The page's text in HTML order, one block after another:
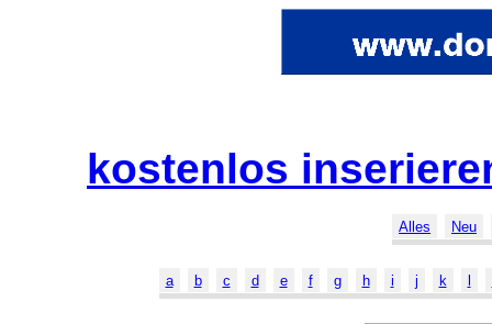
kostenlos
Alles Neu
a b c d e f g h i j k